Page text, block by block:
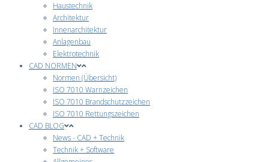
Haustechnik
Architektur
Innenarchitektur
Anlagenbau
Elektrotechnik
CAD NORMEN
Normen (Übersicht)
ISO 7010 Warnzeichen
ISO 7010 Brandschutzzeichen
ISO 7010 Rettungszeichen
CAD BLOG
News - CAD + Technik
Technik + Software